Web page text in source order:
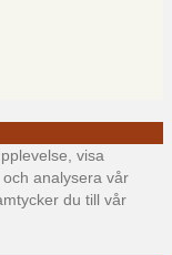
visa
analysera vår
du till vår